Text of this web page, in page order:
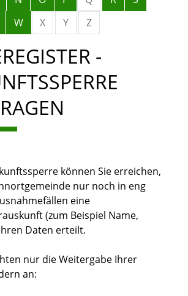
W X Y Z
-
können Sie erreichen,
nur noch in eng
eine
(zum Beispiel Name,
Daten erteilt.
nur die Weitergabe Ihrer
an: